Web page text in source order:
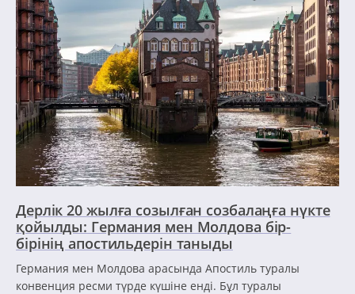
Дерлік 20 жылға созылған созбалаңға нүкте
қойылды: Германия мен Молдова бір-
бірінің апостильдерін таныды
Германия мен Молдова арасында Апостиль туралы
конвенция ресми түрде күшіне енді. Бұл туралы